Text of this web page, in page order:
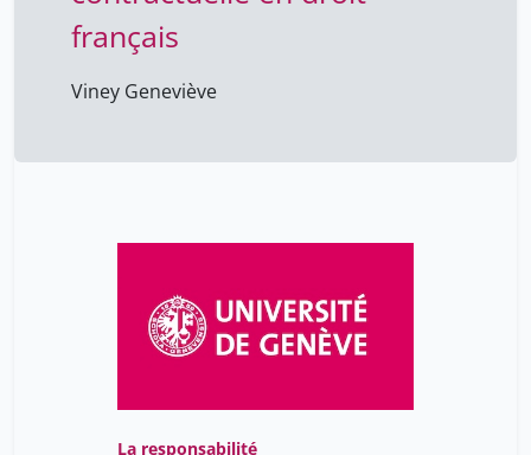
français
Viney Geneviève
La responsabilité